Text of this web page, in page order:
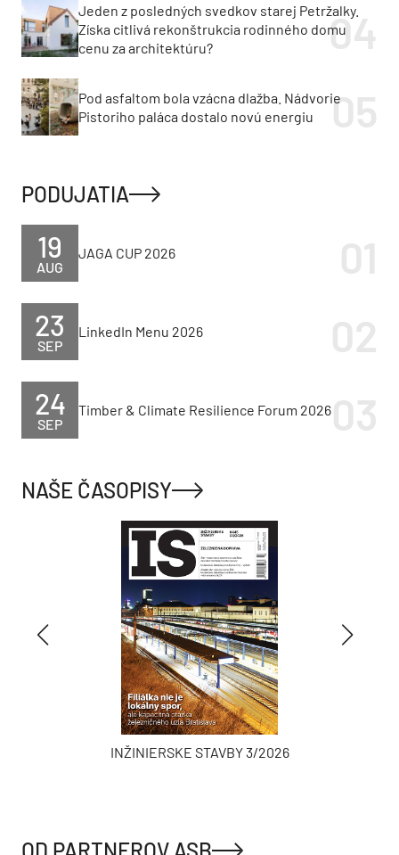
Jeden z posledných svedkov starej Petržalky.
Získa citlivá rekonštrukcia rodinného domu
cenu za architektúru?
Pod asfaltom bola vzácna dlažba. Nádvorie
Pistoriho paláca dostalo novú energiu
PODUJATIA
AUG
19 JAGA CUP 2026
SEP
23 LinkedIn Menu 2026
SEP
24 Timber & Climate Resilience Forum 2026
NAŠE ČASOPISY
INŽINIERSKE STAVBY 3/2026